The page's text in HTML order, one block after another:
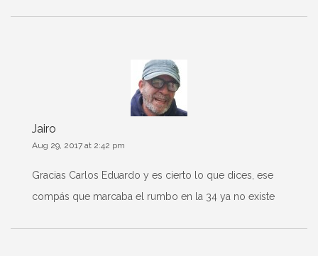
Jairo
Aug 29, 2017 at 2:42 pm
Gracias Carlos Eduardo y es cierto lo que dices, ese
compás que marcaba el rumbo en la 34 ya no existe